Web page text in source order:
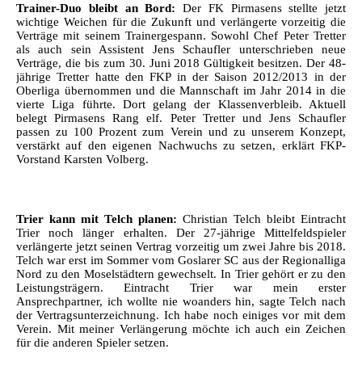
Trainer-Duo bleibt an Bord: Der FK Pirmasens stellte jetzt
wichtige Weichen für die Zukunft und verlängerte vorzeitig die
Verträge mit seinem Trainergespann. Sowohl Chef Peter Tretter
als auch sein Assistent Jens Schaufler unterschrieben neue
Verträge, die bis zum 30. Juni 2018 Gültigkeit besitzen. Der 48-
jährige Tretter hatte den FKP in der Saison 2012/2013 in der
Oberliga übernommen und die Mannschaft im Jahr 2014 in die
vierte Liga führte. Dort gelang der Klassenverbleib. Aktuell
belegt Pirmasens Rang elf. Peter Tretter und Jens Schaufler
passen zu 100 Prozent zum Verein und zu unserem Konzept,
verstärkt auf den eigenen Nachwuchs zu setzen, erklärt FKP-
Vorstand Karsten Volberg.
Trier kann mit Telch planen: Christian Telch bleibt Eintracht
Trier noch länger erhalten. Der 27-jährige Mittelfeldspieler
verlängerte jetzt seinen Vertrag vorzeitig um zwei Jahre bis 2018.
Telch war erst im Sommer vom Goslarer SC aus der Regionalliga
Nord zu den Moselstädtern gewechselt. In Trier gehört er zu den
Leistungsträgern. Eintracht Trier war mein erster
Ansprechpartner, ich wollte nie woanders hin, sagte Telch nach
der Vertragsunterzeichnung. Ich habe noch einiges vor mit dem
Verein. Mit meiner Verlängerung möchte ich auch ein Zeichen
für die anderen Spieler setzen.